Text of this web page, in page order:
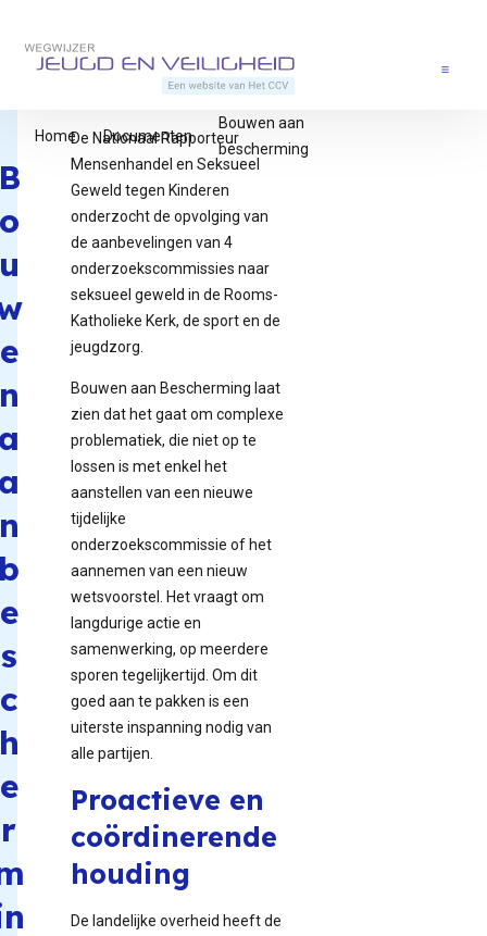
Terug naar de startpagina
e
e
s
c
e
r
Home Documenten
Bouwen aan
bescherming
De Nationaal Rapporteur
Mensenhandel en Seksueel
Geweld tegen Kinderen
onderzocht de opvolging van
de aanbevelingen van 4
onderzoekscommissies naar
seksueel geweld in de Rooms-
Katholieke Kerk, de sport en de
jeugdzorg.
Bouwen aan Bescherming laat
zien dat het gaat om complexe
problematiek, die niet op te
lossen is met enkel het
aanstellen van een nieuwe
tijdelijke
onderzoekscommissie of het
aannemen van een nieuw
wetsvoorstel. Het vraagt om
langdurige actie en
samenwerking, op meerdere
sporen tegelijkertijd. Om dit
goed aan te pakken is een
uiterste inspanning nodig van
alle partijen.
Proactieve en
coördinerende
houding
De landelijke overheid heeft de